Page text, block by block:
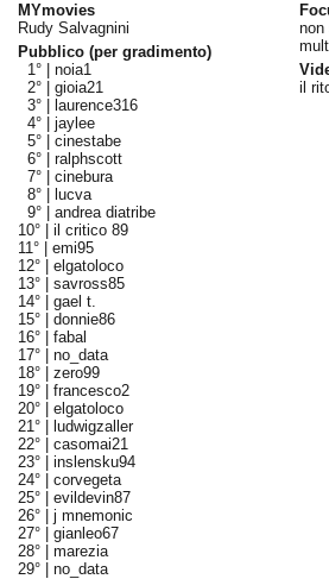
MYmovies
Rudy Salvagnini
Pubblico (per gradimento)
1° | noia1
2° | gioia21
3° |
laurence316
4° | jaylee
5° | cinestabe
6° | ralphscott
7° | cinebura
8° |
lucva
9° | andrea diatribe
10° | il critico 89
11° | emi95
12° | elgatoloco
13° | savross85
14° | gael t.
15° | donnie86
16° | fabal
17° | no_data
18° | zero99
19° | francesco2
20° | elgatoloco
21° |
ludwigzaller
22° | casomai21
23° | inslensku94
24° | corvegeta
25° | evildevin87
26° | j mnemonic
27° | gianleo67
28° | marezia
29° | no_data
non
il